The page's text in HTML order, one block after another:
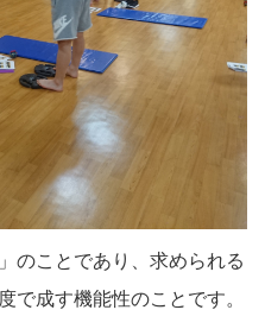
のことであり、求められる
で成す機能性のことです。